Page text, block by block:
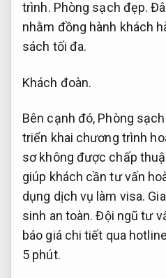
trình. Phòng sạch đẹp.
nhằm đồng hành khách
sách tối đa.
Khách đoàn.
Bên cạnh đó, Phòng
triển khai chương trình
sơ không được chấp
giúp khách cần tư vấn
dụng dịch vụ làm visa.
sinh an toàn. Đội ngũ tư
báo giá chi tiết qua
5 phút.